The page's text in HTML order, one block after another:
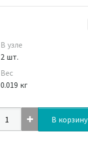
В узле
2 шт.
Вес
0.019 кг
В корзину